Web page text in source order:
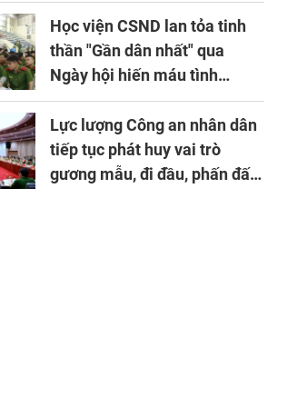
APTA
Học viện CSND lan tỏa tinh
thần "Gần dân nhất" qua
Ngày hội hiến máu tình
nguyện
Lực lượng Công an nhân dân
tiếp tục phát huy vai trò
gương mẫu, đi đầu, phấn đấu